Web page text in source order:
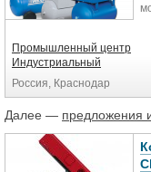
Промышленный центр
Индустриальный
Россия, Краснодар
Далее — предложения